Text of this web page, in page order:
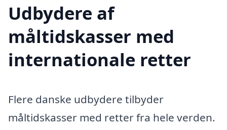
Udbydere af
måltidskasser med
internationale retter
Flere danske udbydere tilbyder
måltidskasser med retter fra hele verden.